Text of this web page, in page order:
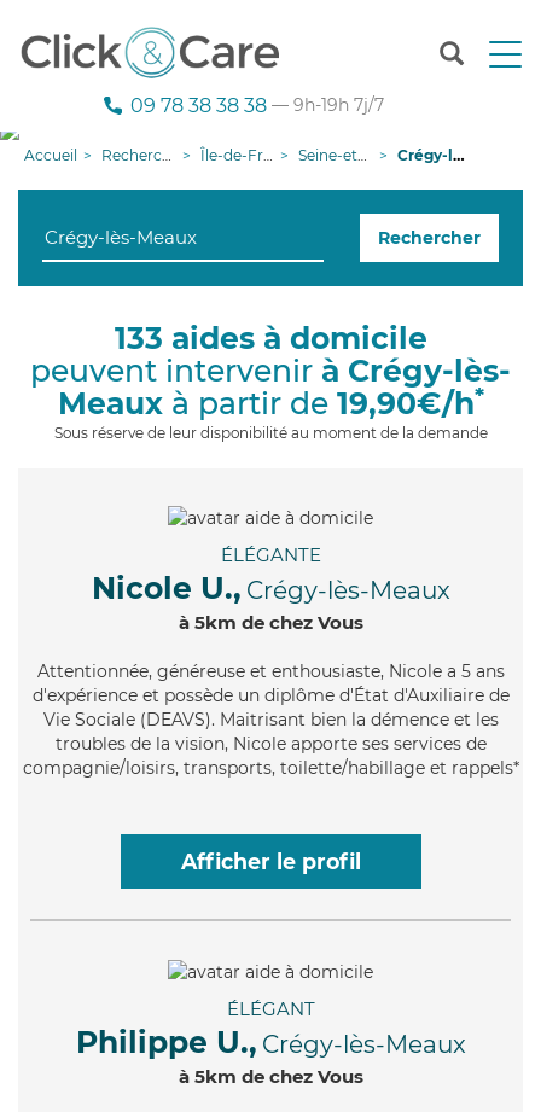
T
n
g
i
09 78 38 38 38 — 9h-19h 7j/7
Accueil Recherche aide à domicile Île-de-France Seine-et-Marne Crégy-lès-Meaux
Rechercher
133 aides à domicile
peuvent intervenir à Crégy-lès-
Meauxà partir de 19,90€/h*
Sous réserve de leur disponibilité au moment de la demande
ÉLÉGANTE
Nicole U., Crégy-lès-Meaux
à 5km de chez Vous
Attentionnée, généreuse et enthousiaste, Nicole a 5 ans
d'expérience et possède un diplôme d'État d'Auxiliaire de
Vie Sociale (DEAVS). Maitrisant bien la démence et les
troubles de la vision, Nicole apporte ses services de
compagnie/loisirs, transports, toilette/habillage et rappels*
Afficher le profil
ÉLÉGANT
Philippe U., Crégy-lès-Meaux
à 5km de chez Vous